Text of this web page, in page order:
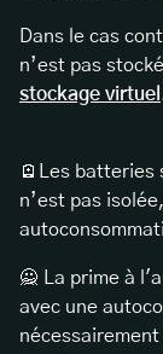
Dans le cas
n’est pas
stockage virtuel
🪫Les batteries
n’est pas
🙅 La prime à
avec une